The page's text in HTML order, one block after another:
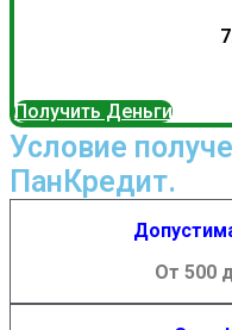
Получить Деньги
Условие
ПанКредит.
От 500